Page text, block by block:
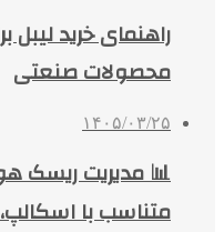
راهنمای خرید لیبل
محصولات صنعتی
۱۴۰۵/۰۳/۲۵
📊 مدیریت ریسک
متناسب با